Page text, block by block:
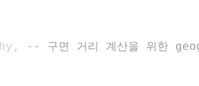
,
-- 구면 거리 계산을 위한